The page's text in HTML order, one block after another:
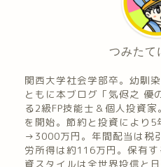
つみたて
関西大学社会学部卒。幼馴
ともに本ブログ「気侭之
る2級FP技能士＆個人投資
を開始。節約と投資により5
→3000万円。年間配当は税
労所得は約116万円。保有
資スタイルは全世界投信と